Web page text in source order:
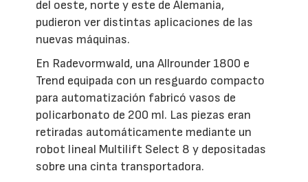
del oeste, norte y este de Alemania,
pudieron ver distintas aplicaciones de las
nuevas máquinas.
En Radevormwald, una Allrounder 1800 e
Trend equipada con un resguardo compacto
para automatización fabricó vasos de
policarbonato de 200 ml. Las piezas eran
retiradas automáticamente mediante un
robot lineal Multilift Select 8 y depositadas
sobre una cinta transportadora.